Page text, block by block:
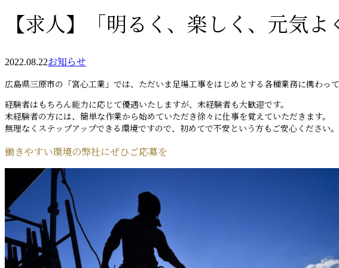
【求人】「明るく、楽しく、元気
2022.08.22お知らせ
広島県三原市の「宮心工業」では、ただいま足場工事をはじめとする各種業務に携わっ
経験者はもちろん能力に応じて優遇いたしますが、未経験者も大歓迎です。
未経験者の方には、簡単な作業から始めていただき徐々に仕事を覚えていただきます。
無理なくステップアップできる環境ですので、初めてで不安という方もご安心ください。
働きやすい環境の弊社にぜひご応募を